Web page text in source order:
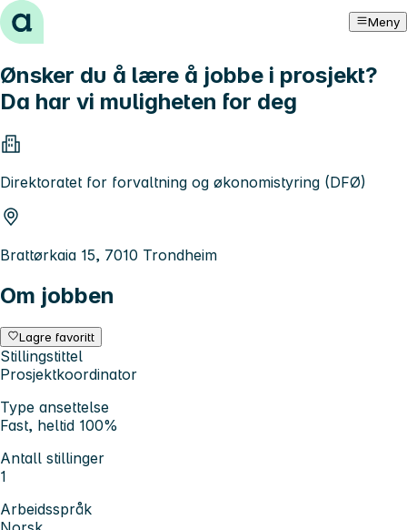
Hopp til innhold Meny
Ønsker du å lære å jobbe i prosjekt?
Da har vi muligheten for deg
Direktoratet for forvaltning og økonomistyring (DFØ)
Brattørkaia 15, 7010 Trondheim
Om jobben
Lagre favoritt
Stillingstittel
Prosjektkoordinator
Type ansettelse
Fast, heltid 100%
Antall stillinger
1
Arbeidsspråk